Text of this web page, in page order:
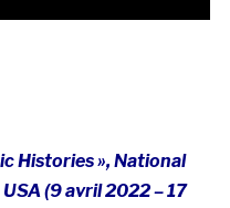
Histories », National
(9 avril 2022 – 17